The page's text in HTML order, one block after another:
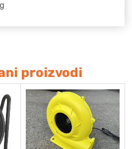
proizvodi